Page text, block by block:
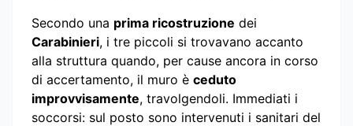
Secondo una prima ricostruzione dei
Carabinieri, i tre piccoli si trovavano accanto
alla struttura quando, per cause ancora in corso
di accertamento, il muro è ceduto
improvvisamente, travolgendoli. Immediati i
soccorsi: sul posto sono intervenuti i sanitari del